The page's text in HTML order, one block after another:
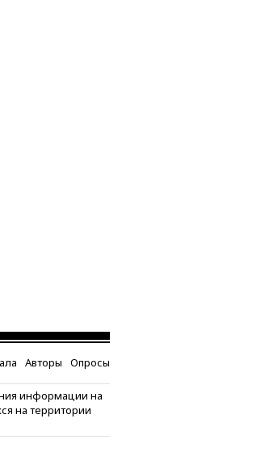
Авторы Опросы
информации на
на территории